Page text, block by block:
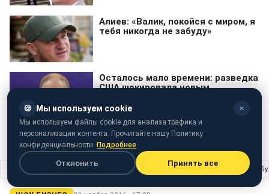
Главная Сінді Кроуфорд продає розкішний особняк в Малібу
🍪 Мы используем cookie ✕
Мы используем файлы cookie для анализа трафика и
персонализации контента. Прочитайте нашу Политику
конфиденциальности. Подробнее
Отклонить Принять все